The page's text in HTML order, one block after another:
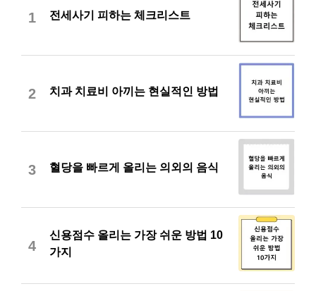
1 전세사기 피하는 체크리스트
2 치과 치료비 아끼는 현실적인 방법
3 혈당을 빠르게 올리는 의외의 음식
4
신용점수 올리는 가장 쉬운 방법 10
가지